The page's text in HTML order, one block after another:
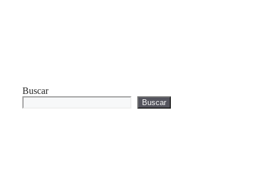
Buscar
Buscar